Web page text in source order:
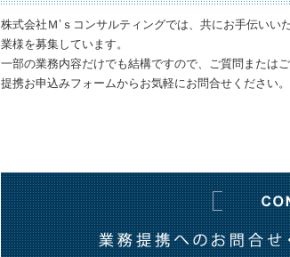
株式会社Ｍ’ｓコンサルティングでは、共にお手伝いい
業様を募集しています。
一部の業務内容だけでも結構ですので、ご質問または
提携お申込みフォームからお気軽にお問合せください。